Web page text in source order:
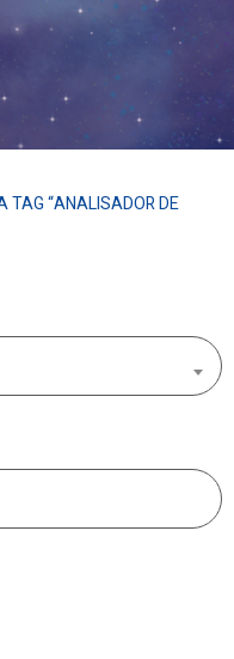
TAG “ANALISADOR DE